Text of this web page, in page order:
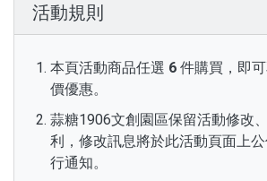
活動規則
本頁活動商品任選 6 件購買，即
價優惠。
蒜糖1906文創園區保留活動修改
利，修改訊息將於此活動頁面上
行通知。